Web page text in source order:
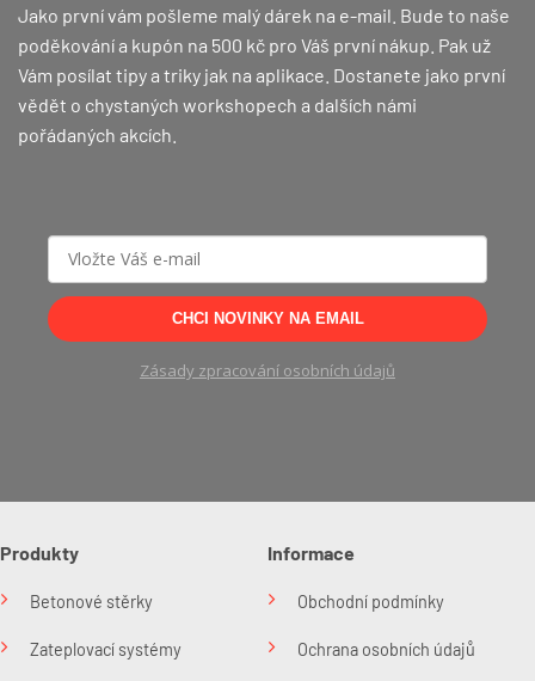
Jako první vám pošleme malý dárek na e-mail. Bude to naše
poděkování a kupón na 500 kč pro Váš první nákup. Pak už
Vám posílat tipy a triky jak na aplikace. Dostanete jako první
vědět o chystaných workshopech a dalších námi
pořádaných akcích.
CHCI NOVINKY NA EMAIL
Zásady zpracování osobních údajů
Produkty
Betonové stěrky
Zateplovací systémy
Informace
Obchodní podmínky
Ochrana osobních údajů